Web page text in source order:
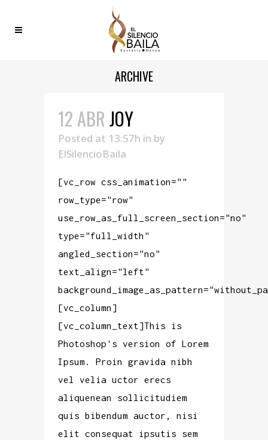
ARCHIVE
12 ABR JOY
Posted at 13:57h in by
ElSilencioBaila
[vc_row css_animation=""
row_type="row"
use_row_as_full_screen_section="no"
type="full_width"
angled_section="no"
text_align="left"
[vc_column]
[vc_column_text]This is
Photoshop's version of Lorem
Ipsum. Proin gravida nibh
vel velia uctor erecs
aliquenean sollicitudiem
quis bibendum auctor, nisi
elit consequat ipsutis sem